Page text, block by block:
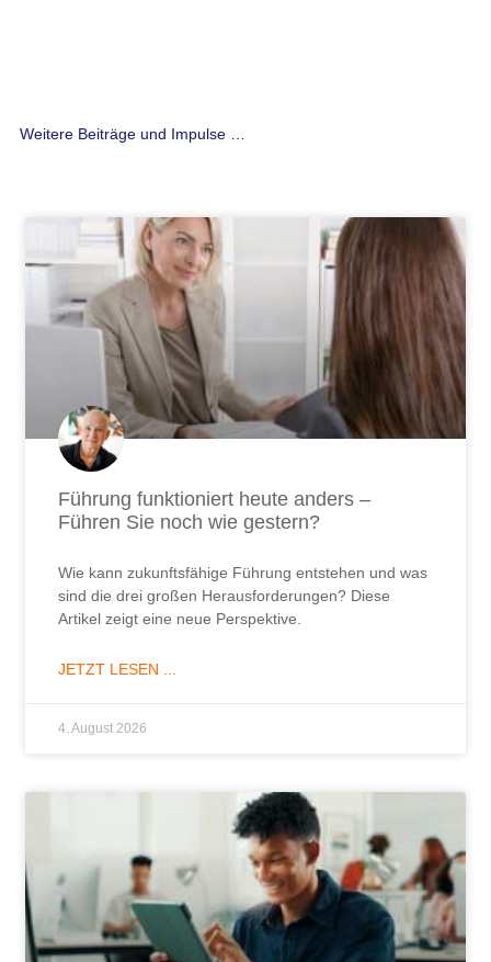
Weitere Beiträge und Impulse …
Führung funktioniert heute anders –
Führen Sie noch wie gestern?
Wie kann zukunftsfähige Führung entstehen und was
sind die drei großen Herausforderungen? Diese
Artikel zeigt eine neue Perspektive.
JETZT LESEN ...
4. August 2026
SeiteSeiteSeite SeiteSeiteSeiteSeiteSeite
Seite Seite Seite Seite Seite SeiteSeite
Seite Seite Seite Seite Seite Seite